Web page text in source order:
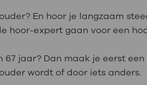
En hoor je langzaam
hoor-expert gaan voor een
67 jaar? Dan maak je eerst
wordt of door iets anders.